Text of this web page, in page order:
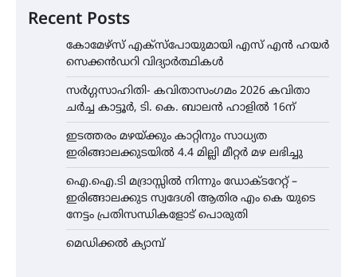
Recent Posts
കോമേഴ്സ് എക്സ്പോയുമായി എസ് എൻ ഹയർ
സെക്കൻഡറി വിദ്യാർത്ഥികൾ
സർഗ്ഗസാഹിതി- കവിതാസംഗമം 2026 കവിതാ
ചർച്ച കാട്ടൂർ, ടി. കെ. ബാലൻ ഹാളിൽ 16ന്
ഇടത്തരം മഴയ്ക്കും കാറ്റിനും സാധ്യത
ഇരിങ്ങാലക്കുടയിൽ 4.4 മില്ലി മീറ്റർ മഴ ലഭിച്ചു
ഐ.ഐ.ടി മദ്രാസ്സിൽ നിന്നും ഡോക്ടറേറ്റ് –
ഇരിങ്ങാലക്കുട സ്വദേശി ആതിര എം കെ യുടെ
നേട്ടം പ്രതിസന്ധികളോട് പൊരുതി
മെഡിക്കൽ ക്യാമ്പ്